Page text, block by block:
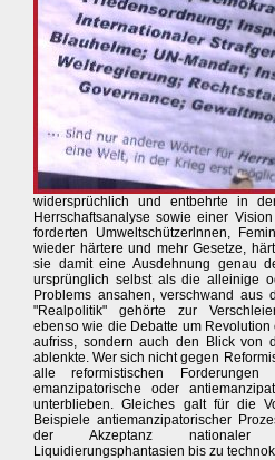
widersprüchlich und entbehrte in
Herrschaftsanalyse sowie einer
forderten Umweltschützerlnnen,
wieder härtere und mehr Gesetze,
sie damit eine Ausdehnung genau
ursprünglich selbst als die alleinige
Problems ansahen, verschwand aus
"Realpolitik" gehörte zur
ebenso wie die Debatte um
aufriss, sondern auch den Blick von
ablenkte. Wer sich nicht gegen
alle reformistischen
emanzipatorische oder
unterblieben. Gleiches galt für die
Beispiele antiemanzipatorischer
der Akzeptanz nationaler
Liquidierungsphantasien bis zu